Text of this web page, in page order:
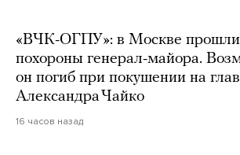
«ВЧК-ОГПУ»: в Москве прошли
похороны генерал-майора.
он погиб при покушении на
Александра Чайко
16 часов назад